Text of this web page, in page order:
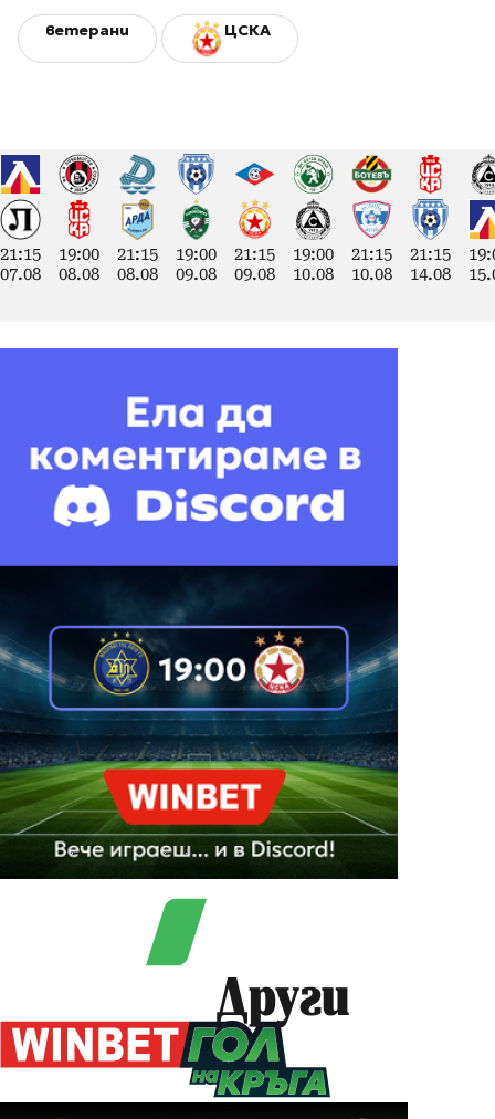
ветерани ЦСКА
21:15
07.08
19:00
08.08
21:15
08.08
19:00
09.08
21:15
09.08
19:00
10.08
21:15
10.08
21:15
14.08
Други